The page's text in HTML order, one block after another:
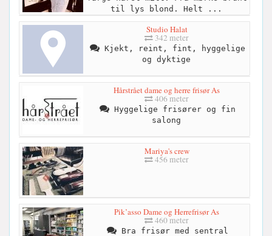
til lys blond. Helt ...
Studio Halat
342 meter
Kjekt, reint, fint, hyggelige
og dyktige
Hårstrået dame og herre frisør As
406 meter
Hyggelige frisører og fin
salong
Mariya's crew
456 meter
Pik’asso Dame og Herrefrisør As
460 meter
Bra frisør med sentral